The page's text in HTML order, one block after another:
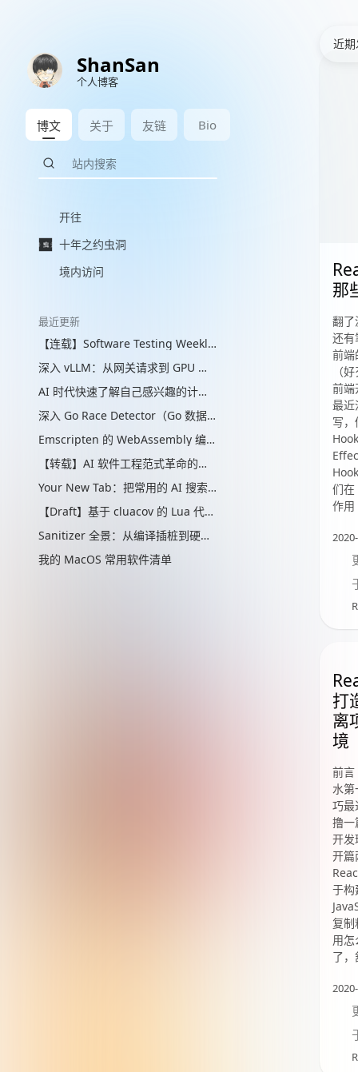
ShanSan
个人博客
博文 关于 友链 Bio
开往
十年之约虫洞
境内访问
最近更新
【连载】Software Testing Weekly 图文解读 with VLM
深入 vLLM：从网关请求到 GPU 批处理的推理引擎实现
AI 时代快速了解自己感兴趣的计算机辅助的“制作工艺”管线
深入 Go Race Detector（Go 数据竞争检测器）：从编译器插桩到 ThreadSanitizer 运行时
Emscripten 的 WebAssembly 编译实现解析
【转载】AI 软件工程范式革命的思考
Your New Tab：把常用的 AI 搜索放进新标签页
【Draft】基于 cluacov 的 Lua 代码分支覆盖率统计：从行级近似到指令级精确
Sanitizer 全景：从编译插桩到硬件标签的内存安全检测演进
我的 MacOS 常用软件清单
近
那
翻了
还有
前端
（
前端
最近
写
们在
作
打
离
境
前言
水第
巧最
撸一
开发
开篇
于构
复
用
了，